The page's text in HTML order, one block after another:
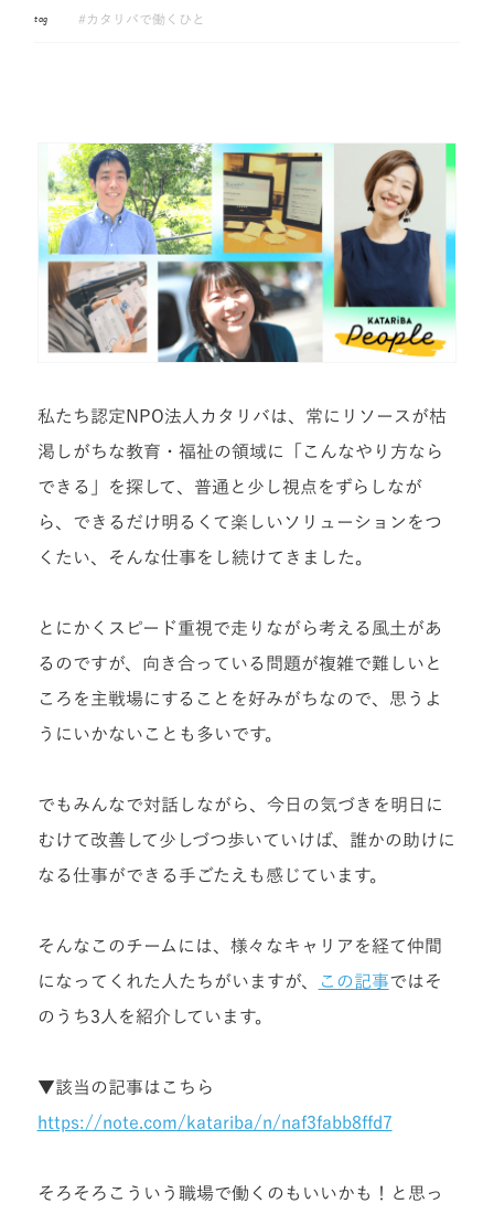
tag #カタリバで働くひと
私たち認定NPO法人カタリバは、常にリソースが枯
渇しがちな教育・福祉の領域に「こんなやり方なら
できる」を探して、普通と少し視点をずらしなが
ら、できるだけ明るくて楽しいソリューションをつ
くたい、そんな仕事をし続けてきました。
とにかくスピード重視で走りながら考える風土があ
るのですが、向き合っている問題が複雑で難しいと
ころを主戦場にすることを好みがちなので、思うよ
うにいかないことも多いです。
でもみんなで対話しながら、今日の気づきを明日に
むけて改善して少しづつ歩いていけば、誰かの助けに
なる仕事ができる手ごたえも感じています。
そんなこのチームには、様々なキャリアを経て仲間
になってくれた人たちがいますが、
この記事ではそ
のうち3人を紹介しています。
▼該当の記事はこちら
https://note.com/katariba/n/naf3fabb8ffd7
そろそろこういう職場で働くのもいいかも！と思っ